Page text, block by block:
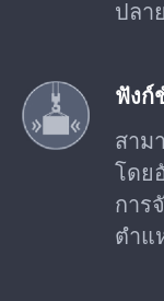
ปลา
ฟังก์
สาม
โดย
การ
ตำแ